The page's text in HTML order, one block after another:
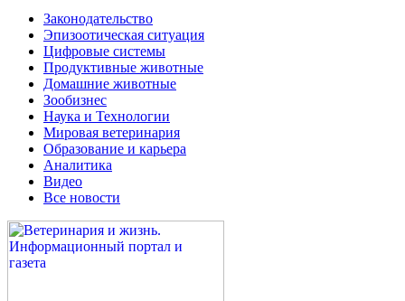
Законодательство
Эпизоотическая ситуация
Цифровые системы
Продуктивные животные
Домашние животные
Зообизнес
Наука и Технологии
Мировая ветеринария
Образование и карьера
Аналитика
Видео
Все новости